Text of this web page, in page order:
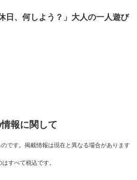
日、何しよう？」大人の一人遊び
報に関して
です。掲載情報は現在と異なる場合があります
すべて税込です。